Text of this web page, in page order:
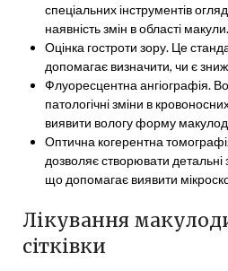
спеціальних інструментів
наявність змін в області макули.
Оцінка гостроти зору. Це
допомагає визначити, чи є
Флуоресцентна ангіографія.
патологічні зміни в
виявити вологу форму
Оптична когерентна
дозволяє створювати детальні
що допомагає виявити
Лікування
сітківки